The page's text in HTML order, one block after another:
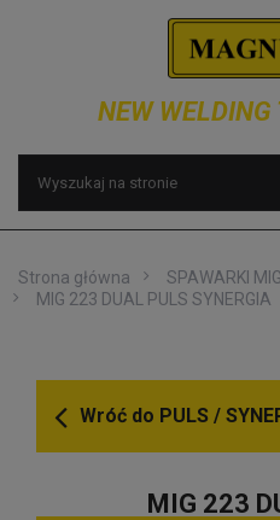
NEW WELDING
Strona główna SPAWARKI
MIG 223 DUAL PULS SYNERGIA
Wróć do PULS /
MIG 223